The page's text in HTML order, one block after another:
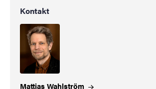
Kontakt
MattiasWahlström